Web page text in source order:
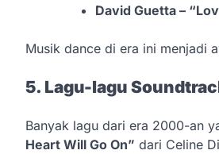
David Guetta –
Musik dance di era ini menjadi
5. Lagu-lagu
Banyak lagu dari era 2000-an
Heart Will Go On” dari Celine